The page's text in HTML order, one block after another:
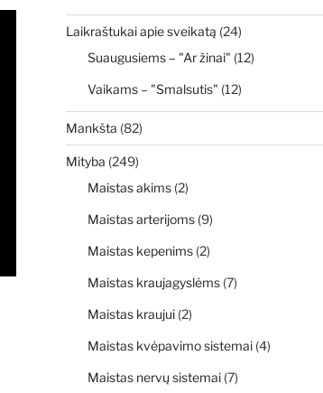
Laikraštukai apie sveikatą (24)
Suaugusiems – "Ar žinai" (12)
Vaikams – "Smalsutis" (12)
Mankšta (82)
Mityba (249)
Maistas akims(2)
Maistas arterijoms(9)
Maistas kepenims(2)
Maistas kraujagyslėms(7)
Maistas kraujui(2)
Maistas kvėpavimo sistemai(4)
Maistas nervų sistemai(7)